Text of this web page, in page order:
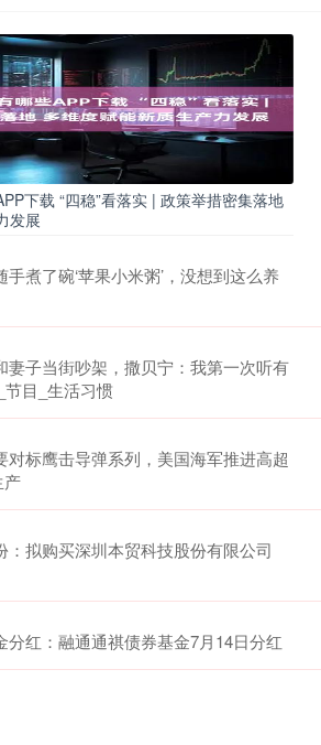
下载 “四稳”看落实 | 政策举措密集落地
发展
煮了碗‘苹果小米粥’，没想到这么养
妻子当街吵架，撒贝宁：我第一次听有
节目_生活习惯
对标鹰击导弹系列，美国海军推进高超
产
：拟购买深圳本贸科技股份有限公司
分红：融通通祺债券基金7月14日分红